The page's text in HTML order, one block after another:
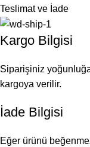
Teslimat ve İade
Kargo Bilgisi
Siparişiniz
kargoya verilir.
İade Bilgisi
Eğer ürünü